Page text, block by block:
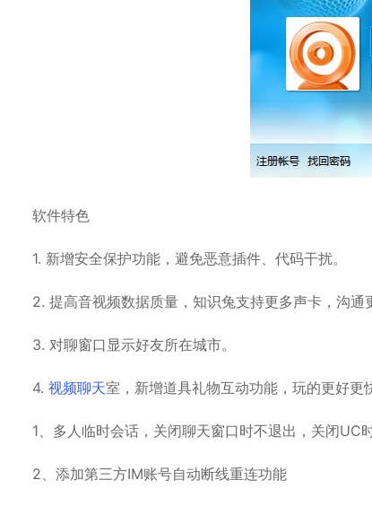
软件特色
1. 新增安全保护功能，避免恶意插件、代码干扰。
2. 提高音视频数据质量，知识兔支持更多声卡，沟通
3. 对聊窗口显示好友所在城市。
4. 视频聊天室，新增道具礼物互动功能，玩的更好更
1、多人临时会话，关闭聊天窗口时不退出，关闭UC
2、添加第三方IM账号自动断线重连功能